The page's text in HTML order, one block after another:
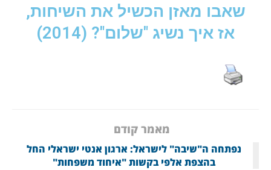
שאבו מאזן הכשיל את השיחות,
אז איך נשיג "שלום"? (2014)
מאמר קודם
נפתחה ה"שיבה" לישראל: ארגון אנטי ישראלי החל
בהצפת אלפי בקשות "איחוד משפחות"